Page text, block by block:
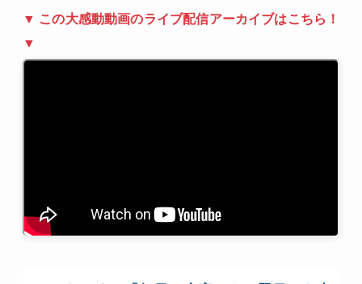
▼ この大感動動画のライブ配信アーカイブはこちら！
▼